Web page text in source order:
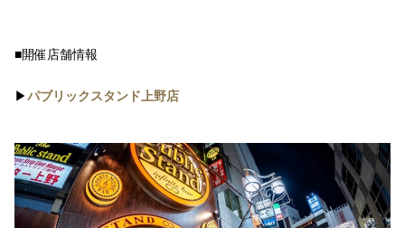
■開催店舗情報
▶︎ パブリックスタンド上野店